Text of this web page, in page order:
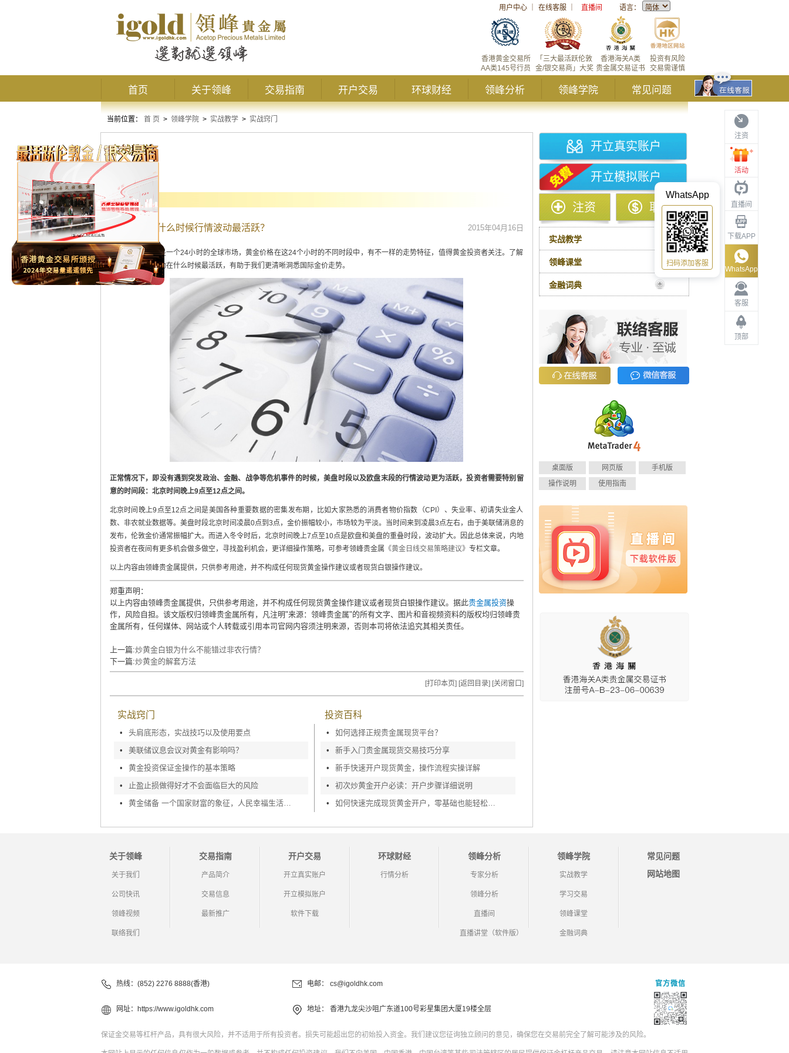
用户中心 在线客服 直播间 语言：
投资有风险
交易需谨慎
香港海关A类
贵金属交易证书
「三大最活跃伦敦
金/银交易商」大奖
香港黄金交易所
AA类145号行员
首页 关于领峰 交易指南 开户交易 环球财经 领峰分析 领峰学院 常见问题
注资
活动
直播间
下载APP
客服
顶部
WhatsApp
WhatsApp
扫码添加客服
当前位置： 首 页 > 领峰学院 > 实战教学 > 实战窍门
实战教学
实战窍门
伦敦金交易什么时候行情波动最活跃？ 2015年04月16日
伦敦金电子交易是一个24小时的全球市场，黄金价格在这24个小时的不同时段中，有不一样的走势特征，值得黄金投资者关注。了解
伦敦金的行情波动在什么时候最活跃，有助于我们更清晰洞悉国际金价走势。
正常情况下，即没有遇到突发政治、金融、战争等危机事件的时候，美盘时段以及欧盘末段的行情波动更为活跃，投资者需要特别留
意的时间段：北京时间晚上9点至12点之间。
北京时间晚上9点至12点之间是美国各种重要数据的密集发布期，比如大家熟悉的消费者物价指数（CPI）、失业率、初请失业金人
数、非农就业数据等。美盘时段北京时间凌晨0点到3点，金价振幅较小，市场较为平淡。当时间来到凌晨3点左右，由于美联储消息的
发布，伦敦金价通常振幅扩大。而进入冬令时后，北京时间晚上7点至10点是欧盘和美盘的重叠时段，波动扩大。因此总体来说，内地
投资者在夜间有更多机会做多做空，寻找盈利机会，更详细操作策略，可参考领峰贵金属 《黄金日线交易策略建议》 专栏文章。
以上内容由领峰贵金属提供，只供参考用途，并不构成任何现货黄金操作建议或者现货白银操作建议。
郑重声明：
以上内容由领峰贵金属提供，只供参考用途，并不构成任何现货黄金操作建议或者现货白银操作建议。据此贵金属投资操
作，风险自担。该文版权归领峰贵金属所有，凡注明"来源：领峰贵金属"的所有文字、图片和音视频资料的版权均归领峰贵
金属所有，任何媒体、网站或个人转载或引用本司官网内容须注明来源，否则本司将依法追究其相关责任。
上一篇:炒黄金白银为什么不能错过非农行情？
下一篇:炒黄金的解套方法
[打印本页] [返回目录] [关闭窗口]
实战窍门
•
头肩底形态，实战技巧以及使用要点
•
美联储议息会议对黄金有影响吗？
•
黄金投资保证金操作的基本策略
•
止盈止损做得好才不会面临巨大的风险
•
黄金储备 一个国家财富的象征，人民幸福生活的后备仓
投资百科
•
如何选择正规贵金属现货平台？
•
新手入门贵金属现货交易技巧分享
•
新手快速开户现货黄金，操作流程实操详解
•
初次炒黄金开户必读：开户步骤详细说明
•
开立真实账户
开立模拟账户
注资 取款
实战教学
领峰课堂
金融词典
桌面版 网页版
手机版
操作说明
使用指南
关于领峰
关于我们
公司快讯
领峰视频
联络我们
交易指南
产品简介
交易信息
最新推广
开户交易
开立真实账户
开立模拟账户
软件下载
环球财经
行情分析
领峰分析
专家分析
领峰分析
直播间
直播讲堂（软件版）
领峰学院
实战教学
学习交易
领峰课堂
金融词典
常见问题
网站地图
热线：(852) 2276 8888(香港) 电邮： cs@igoldhk.com
网址： https://www.igoldhk.com 地址： 香港九龙尖沙咀广东道100号彩星集团大厦19楼全层
官方微信
保证金交易等杠杆产品，具有很大风险，并不适用于所有投资者。损失可能超出您的初始投入资金。我们建议您征询独立顾问的意见，确保您在交易前完全了解可能涉及的风险。